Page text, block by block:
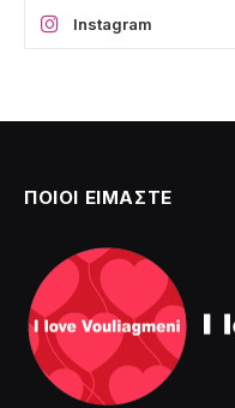
Instagram
ΠΟΙΟΙ ΕΙΜΑΣΤΕ